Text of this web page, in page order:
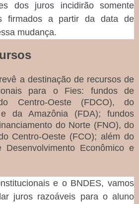
dos juros incidirão somente
firmados a partir da data de
mudança.
a destinação de recursos de
para o Fies: fundos de
Centro-Oeste (FDCO), do
da Amazônia (FDA); fundos
do Norte (FNO), do
Centro-Oeste (FCO); além do
Desenvolvimento Econômico e
e o BNDES, vamos
juros razoáveis para o aluno